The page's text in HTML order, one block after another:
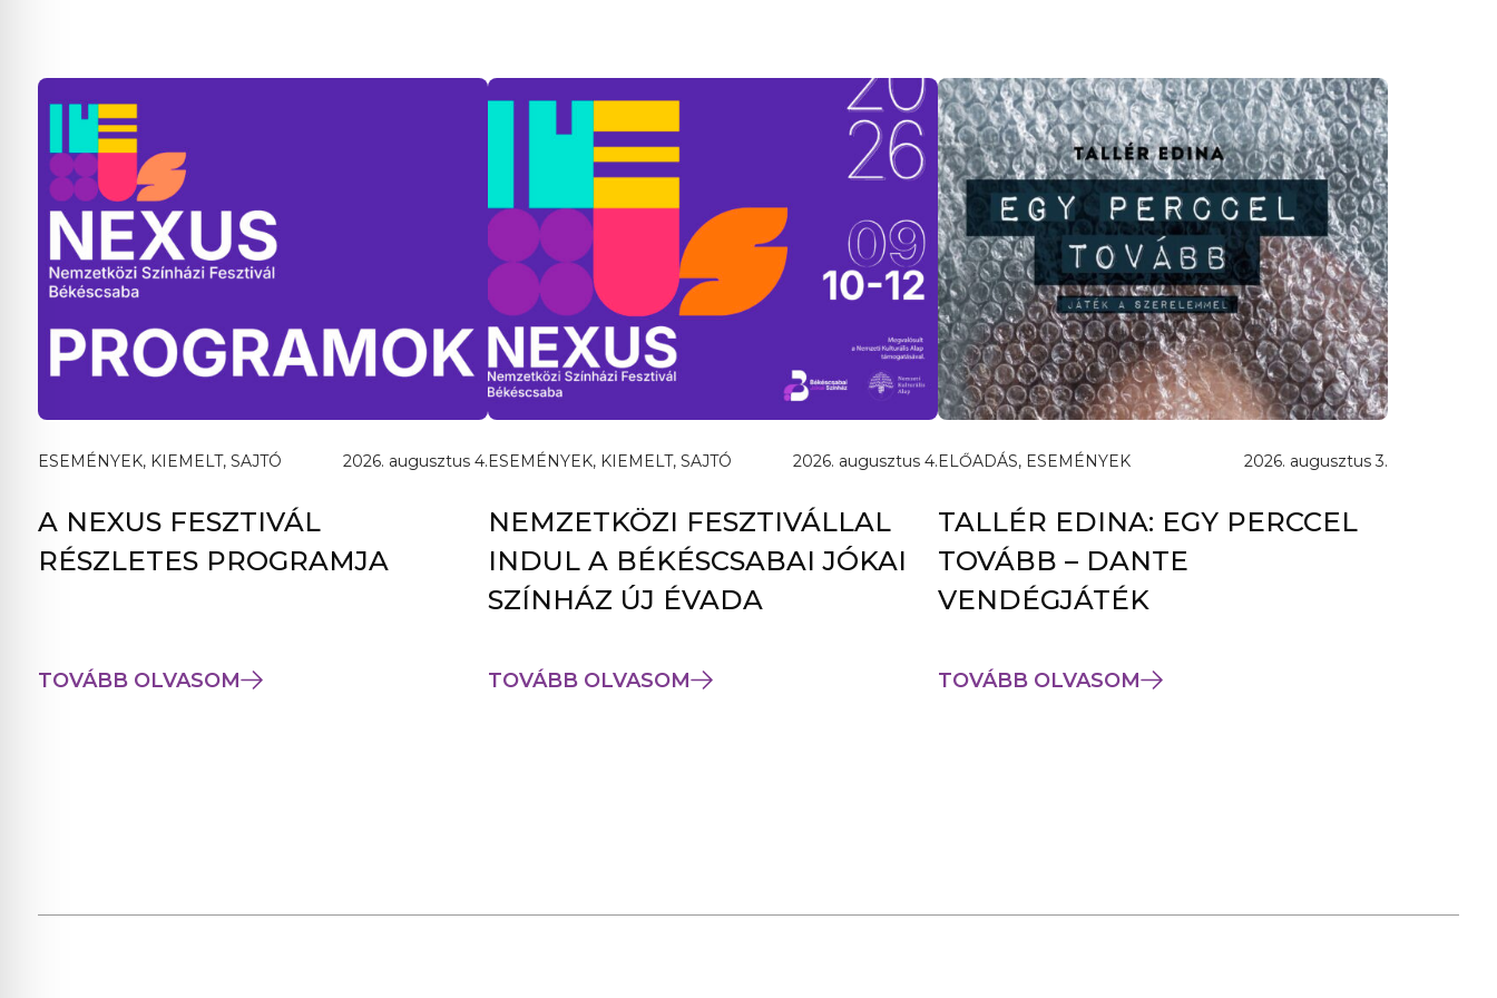
ESEMÉNYEK, KIEMELT, SAJTÓ 2026. augusztus 4.
A NEXUS FESZTIVÁL
RÉSZLETES PROGRAMJA
TOVÁBB OLVASOM
ESEMÉNYEK, KIEMELT, SAJTÓ 2026. augusztus 4.
NEMZETKÖZI FESZTIVÁLLAL
INDUL A BÉKÉSCSABAI JÓKAI
SZÍNHÁZ ÚJ ÉVADA
TOVÁBB OLVASOM
ELŐADÁS, ESEMÉNYEK 2026. augusztus 3.
TALLÉR EDINA: EGY PERCCEL
TOVÁBB – DANTE
VENDÉGJÁTÉK
TOVÁBB OLVASOM